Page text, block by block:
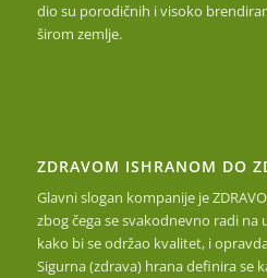
dio su porodičnih i visoko
širom zemlje.
ZDRAVOM ISHRANOM DO
Glavni slogan kompanije je
zbog čega se svakodnevno radi na
kako bi se održao kvalitet, i
Sigurna (zdrava) hrana definira se